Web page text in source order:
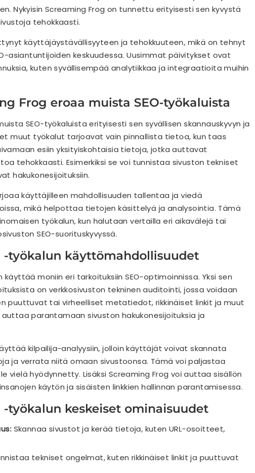
Nykyisin Screaming Frog on tunnettu erityisesti sen kyvystä
tehokkaasti.
käyttäjäystävällisyyteen ja tehokkuuteen, mikä on tehnyt
asiantuntijoiden keskuudessa. Uusimmat päivitykset ovat
kuten syvällisempää analytiikkaa ja integraatioita muihin
Frog eroaa muista SEO-työkaluista
SEO-työkaluista erityisesti sen syvällisen skannauskyvyn ja
muut työkalut tarjoavat vain pinnallista tietoa, kun taas
esiin yksityiskohtaisia tietoja, jotka auttavat
tehokkaasti. Esimerkiksi se voi tunnistaa sivuston tekniset
hakukonesijoituksiin.
käyttäjilleen mahdollisuuden tallentaa ja viedä
mikä helpottaa tietojen käsittelyä ja analysointia. Tämä
työkalun, kun halutaan vertailla eri aikavälejä tai
SEO-suorituskyvyssä.
-työkalun käyttömahdollisuudet
käyttää moniin eri tarkoituksiin SEO-optimoinnissa. Yksi sen
on verkkosivuston tekninen auditointi, jossa voidaan
puuttuvat tai virheelliset metatiedot, rikkinäiset linkit ja muut
parantamaan sivuston hakukonesijoituksia ja
kilpailija-analyysiin, jolloin käyttäjät voivat skannata
ja verrata niitä omaan sivustoonsa. Tämä voi paljastaa
vielä hyödynnetty. Lisäksi Screaming Frog voi auttaa sisällön
käytön ja sisäisten linkkien hallinnan parantamisessa.
-työkalun keskeiset ominaisuudet
Skannaa sivustot ja kerää tietoja, kuten URL-osoitteet,
tekniset ongelmat, kuten rikkinäiset linkit ja puuttuvat